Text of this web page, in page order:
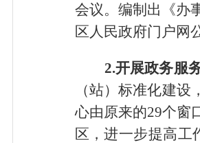
会议。编制出《办
区人民政府门户网
2.开展政务服
（站）标准化建
心由原来的29个窗
区，进一步提高工